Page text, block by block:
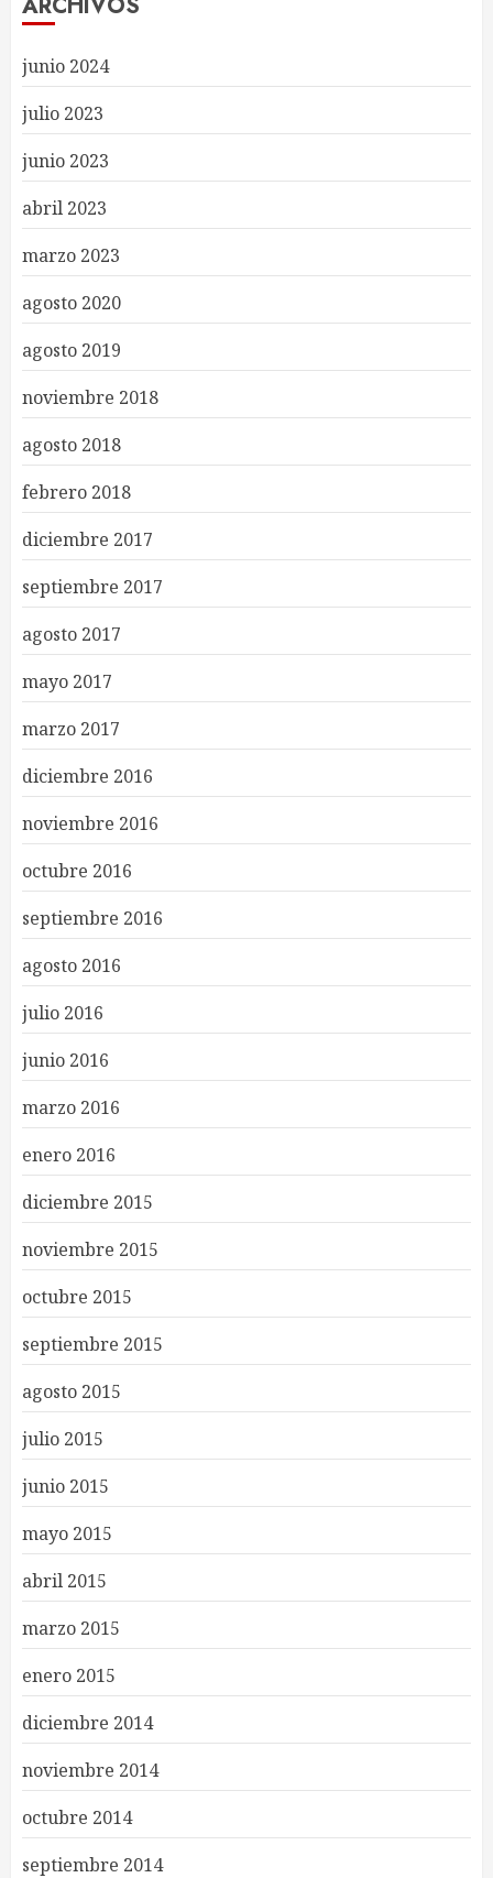
junio 2024
julio 2023
junio 2023
abril 2023
marzo 2023
agosto 2020
agosto 2019
noviembre 2018
agosto 2018
febrero 2018
diciembre 2017
septiembre 2017
agosto 2017
mayo 2017
marzo 2017
diciembre 2016
noviembre 2016
octubre 2016
septiembre 2016
agosto 2016
julio 2016
junio 2016
marzo 2016
enero 2016
diciembre 2015
noviembre 2015
octubre 2015
septiembre 2015
agosto 2015
julio 2015
junio 2015
mayo 2015
abril 2015
marzo 2015
enero 2015
diciembre 2014
noviembre 2014
octubre 2014
septiembre 2014